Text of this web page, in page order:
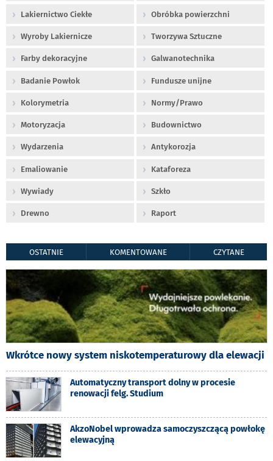
Lakiernictwo Ciekłe Obróbka powierzchni
Wyroby Lakiernicze Tworzywa Sztuczne
Farby dekoracyjne Galwanotechnika
Badanie Powłok Fundusze unijne
Kolorymetria Normy/Prawo
Motoryzacja Budownictwo
Wydarzenia Antykorozja
Emaliowanie Kataforeza
Wywiady Szkło
Drewno Raport
OSTATNIE KOMENTOWANE CZYTANE
Wkrótce nowy system niskotemperaturowy dla elewacji
Automatyczny transport dolny w procesie
renowacji felg. Studium
AkzoNobel wprowadza samoczyszczącą powłokę
elewacyjną